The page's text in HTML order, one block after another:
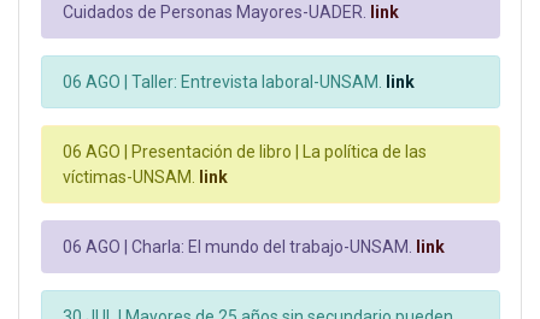
Cuidados de Personas Mayores-UADER. link
06 AGO | Taller: Entrevista laboral-UNSAM. link
06 AGO | Presentación de libro | La política de las
víctimas-UNSAM. link
06 AGO | Charla: El mundo del trabajo-UNSAM. link